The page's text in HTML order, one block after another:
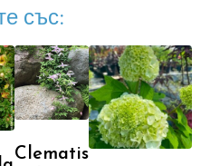
със:
Clematis